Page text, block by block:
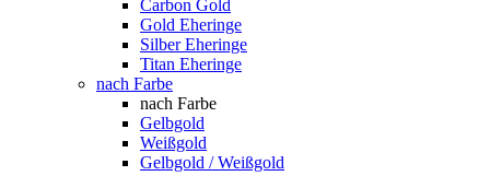
Carbon Gold
Gold Eheringe
Silber Eheringe
Titan Eheringe
nach Farbe
nach Farbe
Gelbgold
Weißgold
Gelbgold / Weißgold